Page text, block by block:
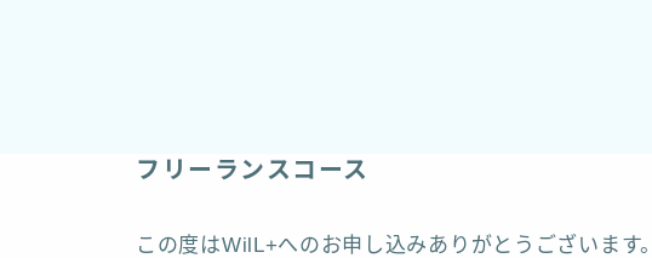
フリーランスコース
この度はWilL+へのお申し込みありがとうございます。